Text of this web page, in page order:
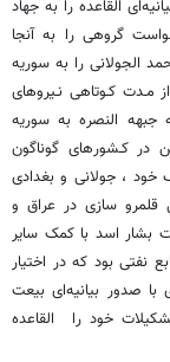
القاعده را به جهاد
گروهی را به آنجا
الجولانی را به سوریه
کـوتاهی نـیروهای
النصره‌ به‌ سوریه
در کـشورهای گوناگون
خود ، جولانی و بغدادی
قلمرو سازی در عراق و
بشار اسد با کمک سایر
نفتی بود که در اختیار
صدور بیانیه‌ای‌ بیعت
خود را القاعده